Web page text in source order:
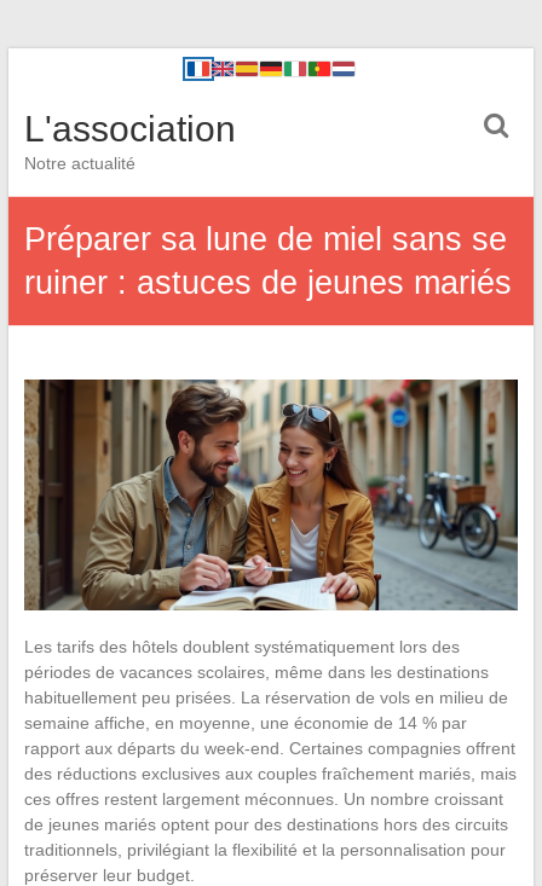
L'association
Notre actualité
Préparer sa lune de miel sans se
ruiner : astuces de jeunes mariés
Les tarifs des hôtels doublent systématiquement lors des
périodes de vacances scolaires, même dans les destinations
habituellement peu prisées. La réservation de vols en milieu de
semaine affiche, en moyenne, une économie de 14 % par
rapport aux départs du week-end. Certaines compagnies offrent
des réductions exclusives aux couples fraîchement mariés, mais
ces offres restent largement méconnues. Un nombre croissant
de jeunes mariés optent pour des destinations hors des circuits
traditionnels, privilégiant la flexibilité et la personnalisation pour
préserver leur budget.